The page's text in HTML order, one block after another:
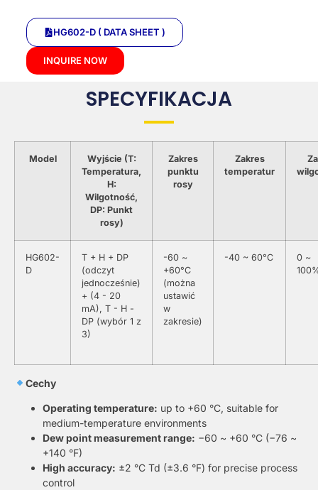
HG602-D ( DATA SHEET )
INQUIRE NOW
SPECYFIKACJA
Model
Wyjście (T:
Temperatura,
H:
Wilgotność,
DP: Punkt
rosy)
Zakres
punktu
rosy
Zakres
temperatur
HG602-
D
T + H + DP
(odczyt
jednocześnie)
+ (4 - 20
mA), T - H -
DP (wybór 1 z
3)
-60 ~
+60°C
(można
ustawić
w
zakresie)
-40 ~ 60°C
0 ~
Cechy
Operating temperature: up to +60 °C, suitable for
medium-temperature environments
Dew point measurement range: −60 ~ +60 °C (−76 ~
+140 °F)
High accuracy: ±2 °C Td (±3.6 °F) for precise process
control